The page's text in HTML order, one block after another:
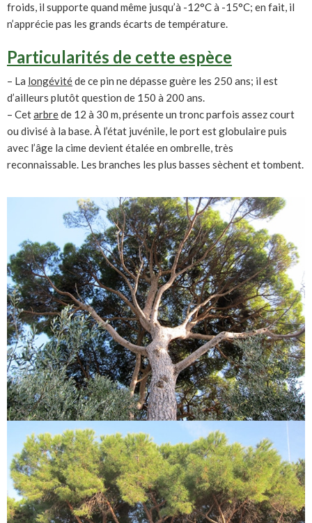
froids, il supporte quand même jusqu’à -12°C à -15°C; en fait, il
n’apprécie pas les grands écarts de température.
Particularités de cette espèce
– La longévitéde ce pin ne dépasse guère les 250 ans; il est
d’ailleurs plutôt question de 150 à 200 ans.
– Cetarbrede 12 à 30 m, présente un tronc parfois assez court
ou divisé à la base. À l’état juvénile, le port est globulaire puis
avec l’âge la cime devient étalée en ombrelle, très
reconnaissable. Les branches les plus basses sèchent et tombent.